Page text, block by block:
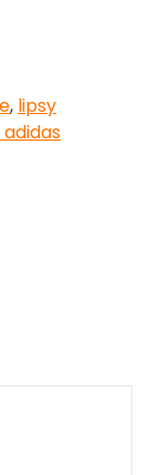
, lipsy